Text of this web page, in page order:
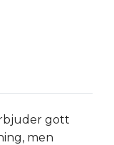
gott
men